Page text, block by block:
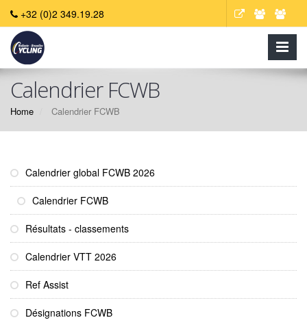
+32 (0)2 349.19.28
Calendrier FCWB
Home Calendrier FCWB
Calendrier global FCWB 2026
Calendrier FCWB
Résultats - classements
Calendrier VTT 2026
Ref Assist
Désignations FCWB